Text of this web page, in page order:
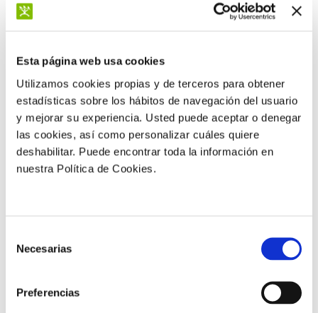
Esta página web usa cookies
Utilizamos cookies propias y de terceros para obtener
estadísticas sobre los hábitos de navegación del usuario
y mejorar su experiencia. Usted puede aceptar o denegar
las cookies, así como personalizar cuáles quiere
deshabilitar. Puede encontrar toda la información en
nuestra Política de Cookies.
Necesarias
Preferencias
Más resultados